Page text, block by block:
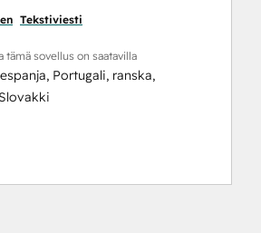
Tekstiviesti
tämä sovellus on saatavilla
espanja, Portugali, ranska,
Slovakki